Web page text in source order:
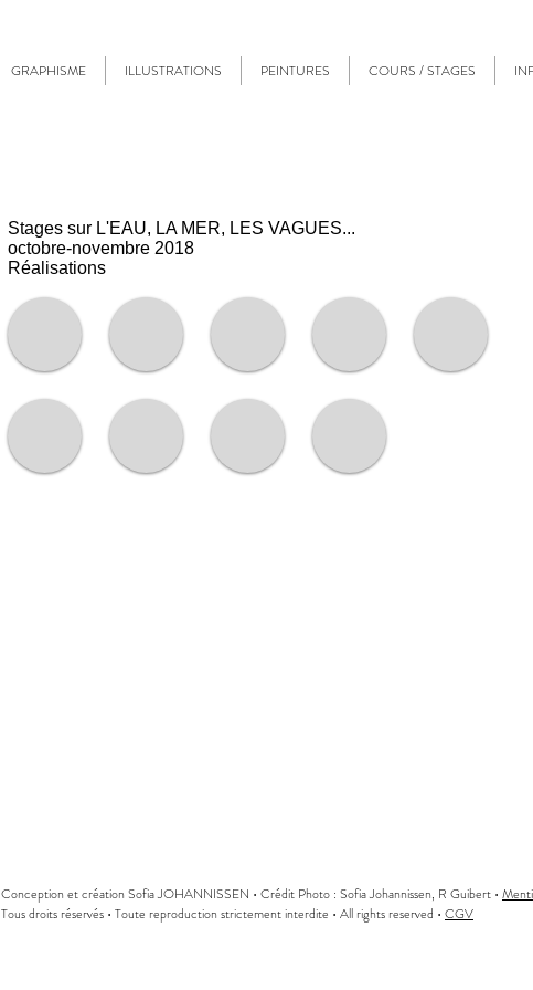
GRAPHISME ILLUSTRATIONS PEINTURES COURS / STAGES
Stages sur L'EAU, LA MER, LES VAGUES...
octobre-novembre 2018
Réalisations
Conception et création Sofia JOHANNISSEN • Crédit Photo : Sofia Johannissen, R Guibert •
Tous droits réservés • Toute reproduction strictement interdite • All rights reserved • CGV